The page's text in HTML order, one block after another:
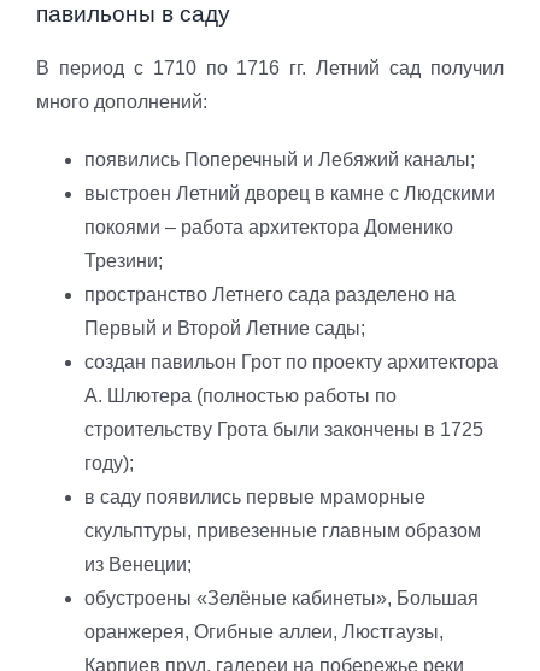
павильоны в саду
В период с 1710 по 1716 гг. Летний сад получил
много дополнений:
появились Поперечный и Лебяжий каналы;
выстроен Летний дворец в камне с Людскими
покоями – работа архитектора Доменико
Трезини;
пространство Летнего сада разделено на
Первый и Второй Летние сады;
создан павильон Грот по проекту архитектора
А. Шлютера (полностью работы по
строительству Грота были закончены в 1725
году);
в саду появились первые мраморные
скульптуры, привезенные главным образом
из Венеции;
обустроены «Зелёные кабинеты», Большая
оранжерея, Огибные аллеи, Люстгаузы,
Карпиев пруд, галереи на побережье реки